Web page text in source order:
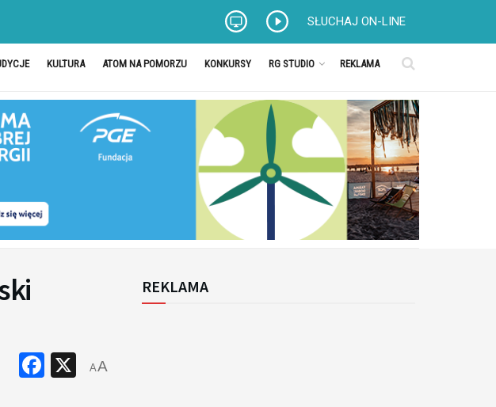
SŁUCHAJ ON-LINE
KULTURA ATOM NA POMORZU KONKURSY RG STUDIO REKLAMA
Facebook
X
AA
REKLAMA